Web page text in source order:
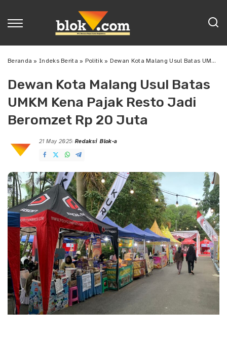
Beranda »Indeks Berita » Politik» Dewan Kota Malang Usul Batas UMKM Kena Pajak Resto Jadi Beromzet Rp 20 Juta
Dewan Kota Malang Usul Batas
UMKM Kena Pajak Resto Jadi
Beromzet Rp 20 Juta
21 May 2025
Posted
by
Redaksi Blok-a